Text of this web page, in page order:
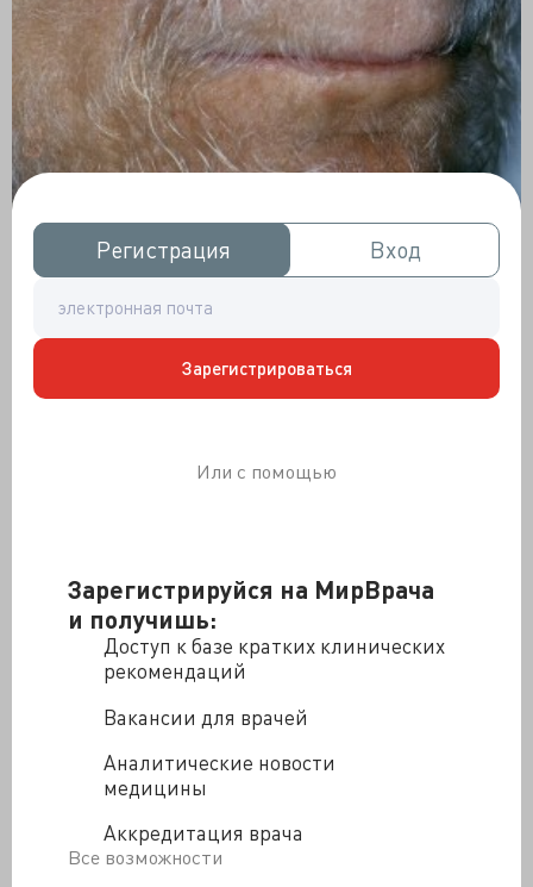
Зарегистрируйся на МирВрача
и получишь:
Доступ к базе кратких клинических
рекомендаций
Вакансии для врачей
Аналитические новости
медицины
Аккредитация врача
Все возможности
Регистрация
Регистрация Вход
Вход
Зарегистрироваться
Или с помощью
Этиология и эпидемиология
Редкое заболевание. Наблюдается у лиц в возрастной
группе 40-70 лет,преимущественно у женщин.
Клиническая картина
Заболевание проявляется внезапным избыточным
оволосением кожных покровов с преимущественной
локализацией в области лба,щек,конечностей,груди и
живота. Растущие волосы очень тонкие,обычно
гипопигментированные,напоминают по виду лануго